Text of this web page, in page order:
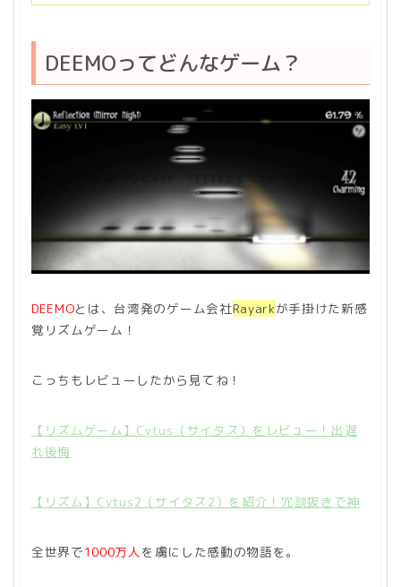
DEEMOってどんなゲーム？
DEEMOとは、台湾発のゲーム会社Rayarkが手掛けた新感
覚リズムゲーム！
こっちもレビューしたから見てね！
【リズムゲーム】Cytus（サイタス）をレビュー！出遅
れ後悔
【リズム】Cytus2（サイタス2）を紹介！冗談抜きで神
全世界で1000万人 を虜にした感動の物語を。